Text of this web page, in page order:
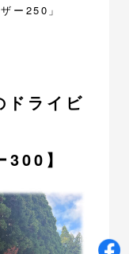
ー250」
ドライビ
300】